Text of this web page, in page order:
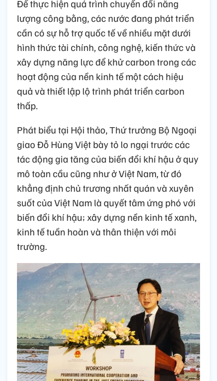
Để thực hiện quá trình chuyển đổi năng
lượng công bằng, các nước đang phát triển
cần có sự hỗ trợ quốc tế về nhiều mặt dưới
hình thức tài chính, công nghệ, kiến thức và
xây dựng năng lực để khử carbon trong các
hoạt động của nền kinh tế một cách hiệu
quả và thiết lập lộ trình phát triển carbon
thấp.
Phát biểu tại Hội thảo, Thứ trưởng Bộ Ngoại
giao Đỗ Hùng Việt bày tỏ lo ngại trước các
tác động gia tăng của biến đổi khí hậu ở quy
mô toàn cầu cũng như ở Việt Nam, từ đó
khẳng định chủ trương nhất quán và xuyên
suốt của Việt Nam là quyết tâm ứng phó với
biến đổi khí hậu; xây dựng nền kinh tế xanh,
kinh tế tuần hoàn và thân thiện với môi
trường.